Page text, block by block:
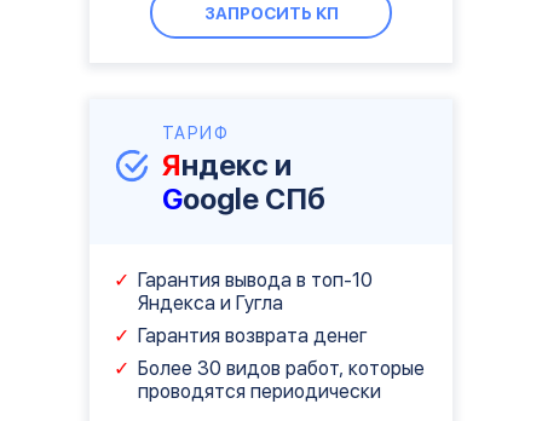
ЗАПРОСИТЬ КП
ТАРИФ
Яндекс и
Google СПб
Гарантия вывода в топ-10
Яндекса и Гугла
Гарантия возврата денег
Более 30 видов работ, которые
проводятся периодически